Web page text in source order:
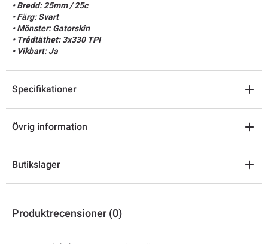
• Bredd: 25mm / 25c
• Färg: Svart
• Mönster: Gatorskin
• Trådtäthet: 3x330 TPI
• Vikbart: Ja
Specifikationer
Övrig information
Butikslager
Produktrecensioner (0)